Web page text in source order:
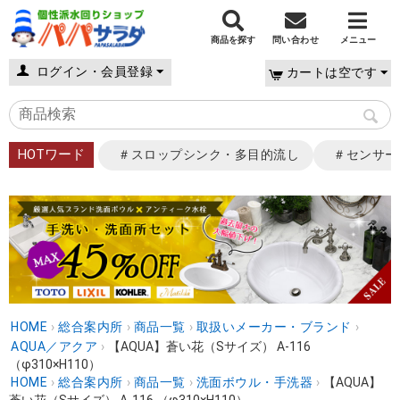
商品を探す 問い合わせ メニュー
ログイン・会員登録 カートは空です
HOTワード ＃スロップシンク・多目的流し ＃センサ
HOME › 総合案内所 › 商品一覧 › 取扱いメーカー・ブランド ›
AQUA／アクア ›
【AQUA】蒼い花（Sサイズ） A-116
（φ310×H110）
HOME › 総合案内所 › 商品一覧 › 洗面ボウル・手洗器 ›
【AQUA】